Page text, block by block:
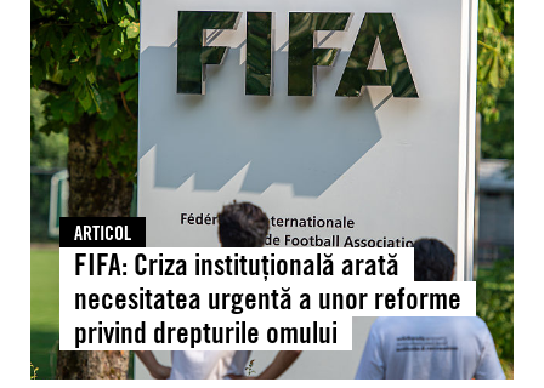
instituțională
arată
necesitatea
urgentă
a
unor
reforme
privind
drepturile
omului
ARTICOL
FIFA: Criza instituțională arată
necesitatea urgentă a unor reforme
privind drepturile omului